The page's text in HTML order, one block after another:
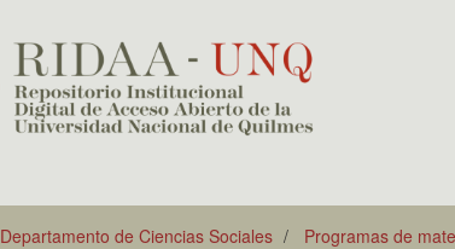
Departamento de Ciencias Sociales Programas de